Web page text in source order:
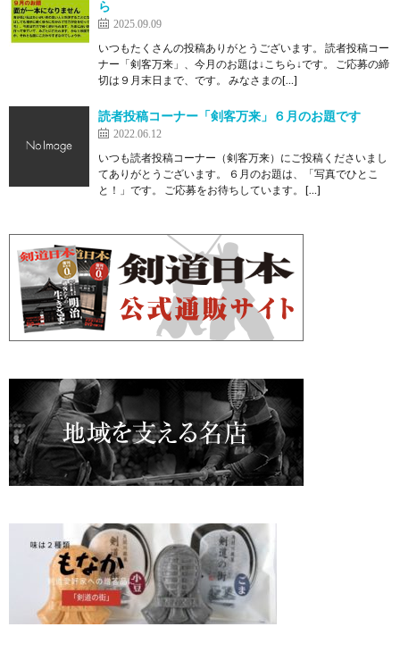
ら
2025.09.09
いつもたくさんの投稿ありがとうございます。 読者投稿コー
ナー「剣客万来」、今月のお題は↓こちら↓です。 ご応募の締
切は９月末日まで、です。 みなさまの[…]
読者投稿コーナー「剣客万来」６月のお題です
2022.06.12
いつも読者投稿コーナー（剣客万来）にご投稿くださいまし
てありがとうございます。 ６月のお題は、「写真でひとこ
と！」です。 ご応募をお待ちしています。 […]